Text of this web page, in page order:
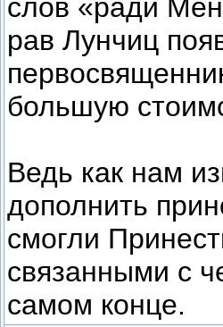
слов «ради
рав Лунчиц
большую
Ведь как нам
дополнить
смогли
связанными с
самом конце.